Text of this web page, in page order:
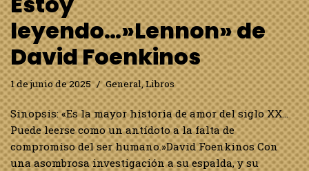
leyendo…»Lennon» de
David Foenkinos
1 de junio de 2025 General,Libros
Sinopsis: «Es la mayor historia de amor del siglo XX…
Puede leerse como un antídoto a la falta de
compromiso del ser humano.»David Foenkinos Con
una asombrosa investigación a su espalda, y su